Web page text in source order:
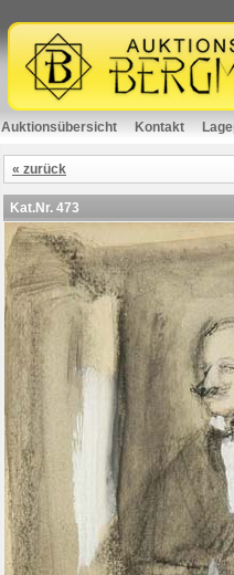
Auktionsübersicht Kontakt
« zurück
Kat.Nr. 473